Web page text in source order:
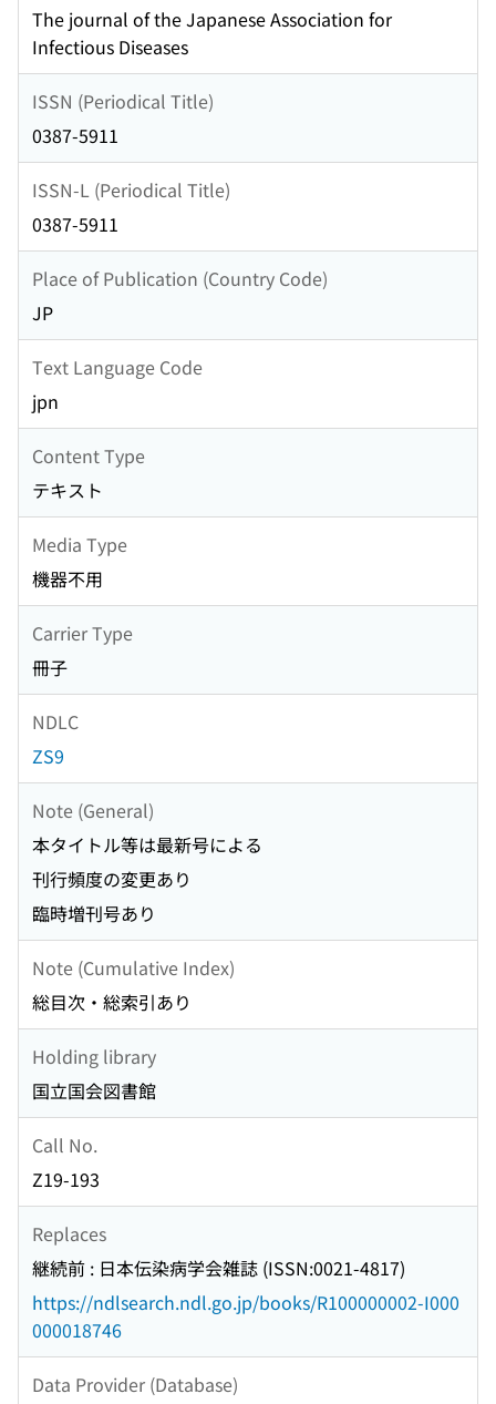
The journal of the Japanese Association for
Infectious Diseases
ISSN (Periodical Title)
0387-5911
ISSN-L (Periodical Title)
0387-5911
Place of Publication (Country Code)
JP
Text Language Code
jpn
Content Type
テキスト
Media Type
機器不用
Carrier Type
冊子
NDLC
ZS9
Note (General)
本タイトル等は最新号による
刊行頻度の変更あり
臨時増刊号あり
Note (Cumulative Index)
総目次・総索引あり
Holding library
国立国会図書館
Call No.
Z19-193
Replaces
継続前 : 日本伝染病学会雑誌 (ISSN:0021-4817)
https://ndlsearch.ndl.go.jp/books/R100000002-I000
000018746
Data Provider (Database)